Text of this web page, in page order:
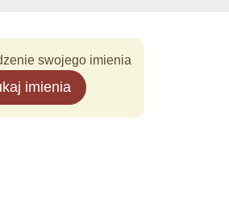
swojego imienia
imienia